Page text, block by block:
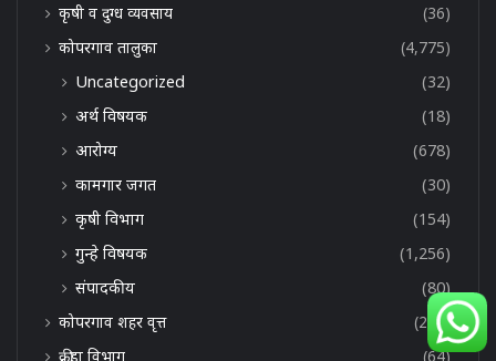
कृषी व दुग्ध व्यवसाय
(36)
कोपरगाव तालुका
(4,775)
Uncategorized
(32)
अर्थ विषयक
(18)
आरोग्य
(678)
कामगार जगत
(30)
कृषी विभाग
(154)
गुन्हे विषयक
(1,256)
संपादकीय
(80)
कोपरगाव शहर वृत्त
(258)
क्रीडा विभाग
(64)